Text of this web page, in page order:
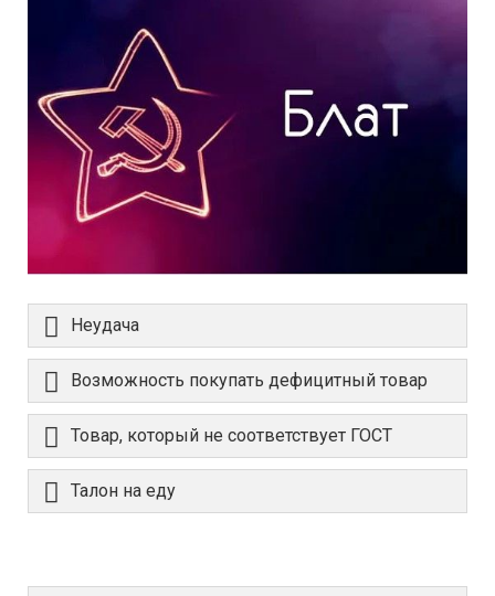
Неудача
Возможность покупать дефицитный товар
Товар, который не соответствует ГОСТ
Талон на еду